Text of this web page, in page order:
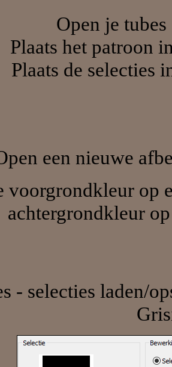
Open je
Plaats het patroon
Plaats de selecties
een nieuwe
voorgrondkleur op
achtergrondkleur
- selecties laden/